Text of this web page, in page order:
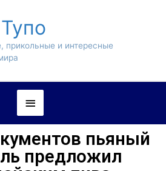
прикольные и интересные
пьяный
предложил